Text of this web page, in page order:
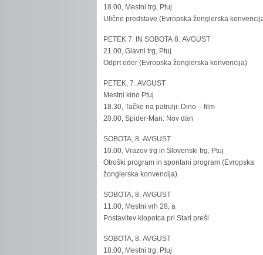
18.00, Mestni trg, Ptuj
Ulične predstave (Evropska žonglerska
PETEK 7. IN SOBOTA 8. AVGUST
21.00, Glavni trg, Ptuj
Odprt oder (Evropska žonglerska konvencija)
PETEK, 7. AVGUST
Mestni kino Ptuj
18.30, Tačke na patrulji: Dino – film
20.00, Spider-Man: Nov dan
SOBOTA, 8. AVGUST
10.00, Vrazov trg in Slovenski trg, Ptuj
Otroški program in spontani program (Evropska
žonglerska konvencija)
SOBOTA, 8. AVGUST
11.00, Mestni vrh 28, a
Postavitev klopotca pri Stari preši
SOBOTA, 8. AVGUST
18.00, Mestni trg, Ptuj